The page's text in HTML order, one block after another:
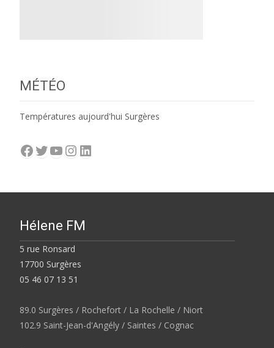
MÉTÉO
Températures aujourd'hui Surgères
Facebook
Twitter
YouTube
Instagram
LinkedIn
Hélene FM
5 rue Ronsard
17700 Surgères
05 46 07 13 51
89.0 Surgères / Rochefort / La Rochelle / Niort
102.9 Saint-Jean-d'Angély / Saintes / Cognac